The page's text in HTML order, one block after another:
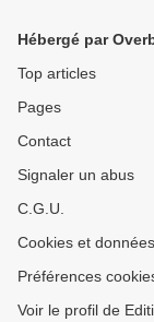
Hébergé par
Top articles
Pages
Contact
Signaler un abus
C.G.U.
Cookies et
Préférences
Voir le profil de